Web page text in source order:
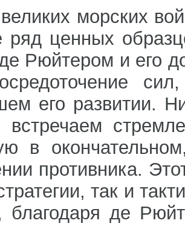
морских
ряд ценных
Рюйтером и его
его развитии.
встречаем
в
противника.
так и
благодаря де